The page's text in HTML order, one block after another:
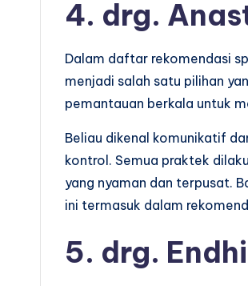
4. drg.
Dalam daftar rekomendasi
menjadi salah satu pilihan
pemantauan berkala untuk
Beliau dikenal komunikatif
kontrol. Semua praktek
yang nyaman dan terpusat.
ini termasuk dalam
5. drg.